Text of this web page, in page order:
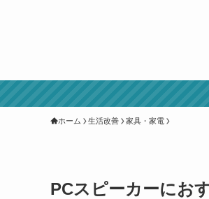
ホーム 生活改善 家具・家電
PCスピーカーにお